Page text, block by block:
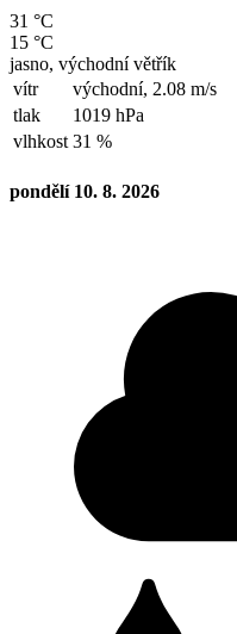
31 °C
15 °C
jasno, východní větřík
vítr
východní, 2.08 m/s
tlak
1019 hPa
vlhkost 31 %
pondělí 10. 8. 2026